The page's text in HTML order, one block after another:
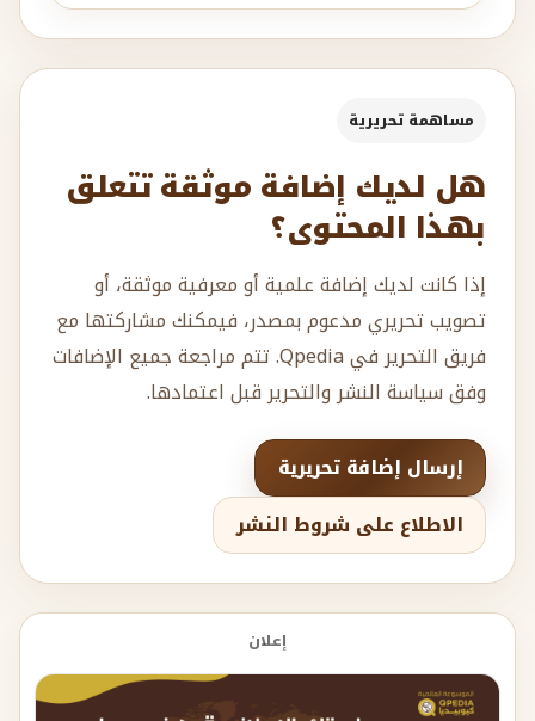
مساهمة تحريرية
هل لديك إضافة موثقة تتعلق
بهذا المحتوى؟
إذا كانت لديك إضافة علمية أو معرفية موثقة، أو
تصويب تحريري مدعوم بمصدر، فيمكنك مشاركتها مع
فريق التحرير في Qpedia. تتم مراجعة جميع الإضافات
وفق سياسة النشر والتحرير قبل اعتمادها.
إرسال إضافة تحريرية
الاطلاع على شروط النشر
إعلان